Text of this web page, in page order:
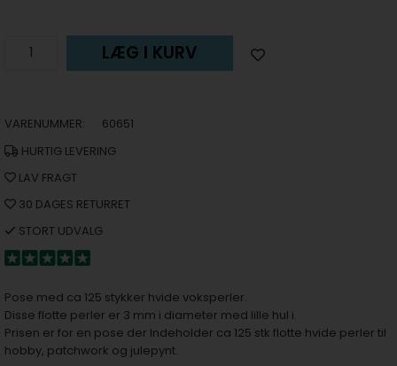
LÆG I KURV
VARENUMMER:
60651
HURTIG LEVERING
LAV FRAGT
30 DAGES RETURRET
STORT UDVALG
Pose med ca 125 stykker hvide voksperler.
Disse flotte perler er 3 mm i diameter med lille hul i.
Prisen er for en pose der Indeholder ca 125 stk flotte hvide perler til
hobby, patchwork og julepynt.